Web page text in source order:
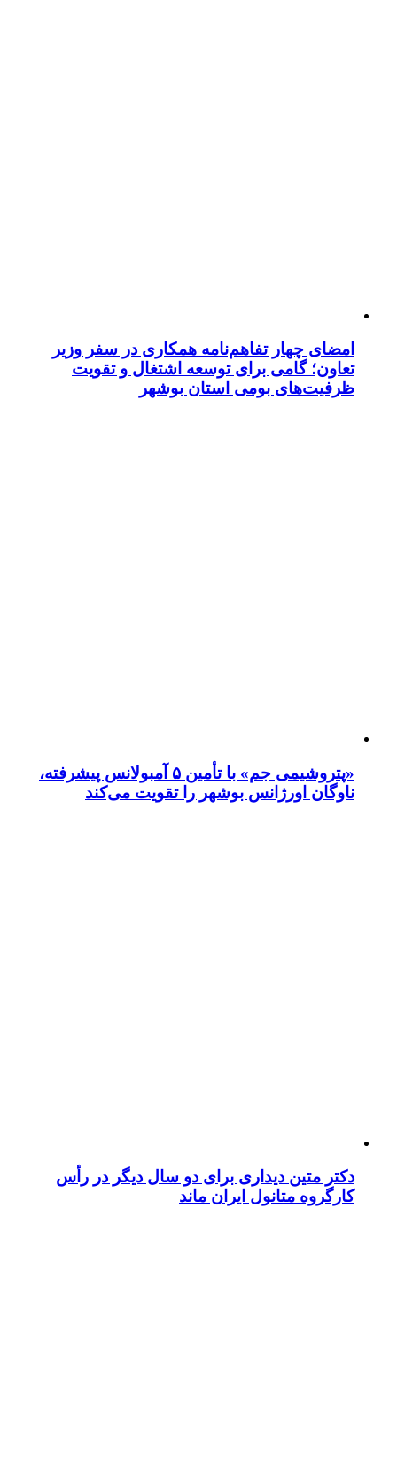
امضای چهار تفاهم‌نامه همکاری در سفر وزیر
تعاون؛ گامی برای توسعه اشتغال و تقویت
ظرفیت‌های بومی استان بوشهر
«پتروشیمی جم» با تأمین ۵ آمبولانس پیشرفته،
ناوگان اورژانس بوشهر را تقویت می‌کند
دکتر متین دیداری برای دو سال دیگر در رأس
کارگروه متانول ایران ماند